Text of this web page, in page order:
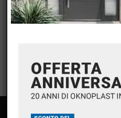
Feed dei commenti